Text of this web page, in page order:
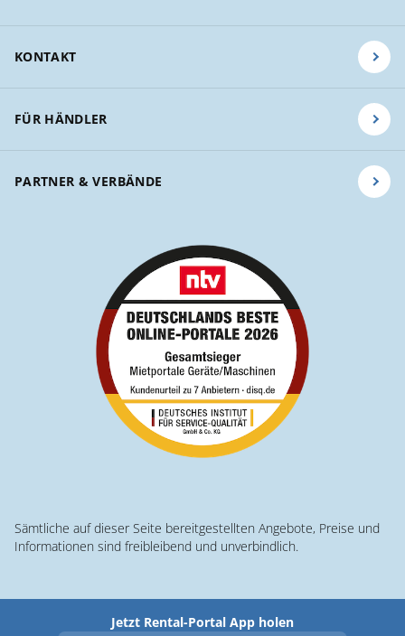
KONTAKT
FÜR HÄNDLER
PARTNER & VERBÄNDE
Sämtliche auf dieser Seite bereitgestellten Angebote, Preise und
Informationen sind freibleibend und unverbindlich.
Jetzt Rental-Portal App holen